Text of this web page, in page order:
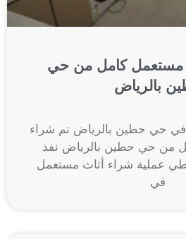
مستعمل كامل من حي
بالرياض
حي حطين بالرياض تم شراء
من حي حطين بالرياض نفذ
عملية شراء أثاث مستعمل
في